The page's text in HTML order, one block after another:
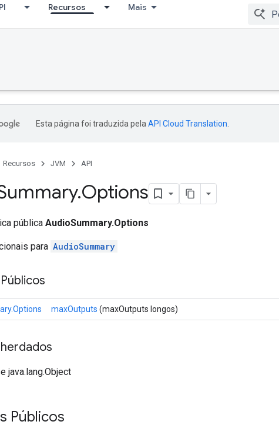
Recursos Mais
Esta página foi traduzida pela API Cloud Translation
Recursos JVM API
.Options
pública AudioSummary.Options
para AudioSummary
maxOutputs (maxOutputs longos)
java.lang.Object
Públicos